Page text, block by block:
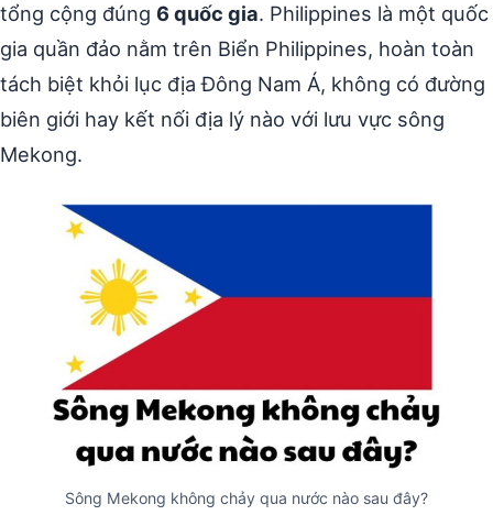
tổng cộng đúng 6 quốc gia. Philippines là một quốc
gia quần đảo nằm trên Biển Philippines, hoàn toàn
tách biệt khỏi lục địa Đông Nam Á, không có đường
biên giới hay kết nối địa lý nào với lưu vực sông
Mekong.
Sông Mekong không chảy qua nước nào sau đây?